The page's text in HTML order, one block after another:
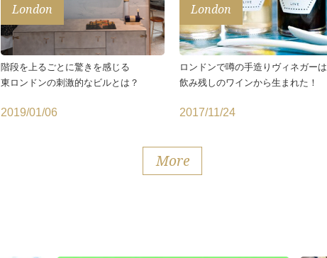
London
階段を上るごとに驚きを感じる
東ロンドンの刺激的なビルとは？
2019/01/06
London
ロンドンで噂の手造りヴィネガーは
飲み残しのワインから生まれた！
2017/11/24
More